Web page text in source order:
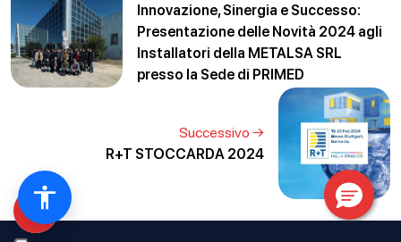
Innovazione, Sinergia e Successo:
Presentazione delle Novità 2024 agli
Installatori della METALSA SRL
presso la Sede di PRIMED
Successivo →
R+T STOCCARDA 2024
+